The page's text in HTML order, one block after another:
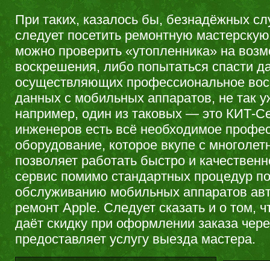
При таких, казалось бы, безнадёжных
следует посетить ремонтную
можно проверить «утопленника» на
воскрешения, либо попытаться спасти
осуществляющих профессиональное
данных с мобильных аппаратов, не так
например, один из таковых — это КИТ-
инженеров есть всё необходимое
оборудование, которое вкупе с
позволяет работать быстро и
сервис помимо стандартных процедур
обслуживанию мобильных аппаратов
ремонт Apple. Следует сказать и о том,
даёт скидку при оформлении заказа
предоставляет услугу выезда мастера.